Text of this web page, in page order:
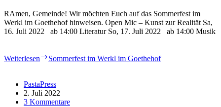
RAmen, Gemeinde! Wir möchten Euch auf das Sommerfest im
Werkl im Goethehof hinweisen. Open Mic – Kunst zur Realität Sa,
16. Juli 2022 ab 14:00 Literatur So, 17. Juli 2022 ab 14:00 Musik
Weiterlesen Sommerfest im Werkl im Goethehof
PastaPress
2. Juli 2022
3 Kommentare